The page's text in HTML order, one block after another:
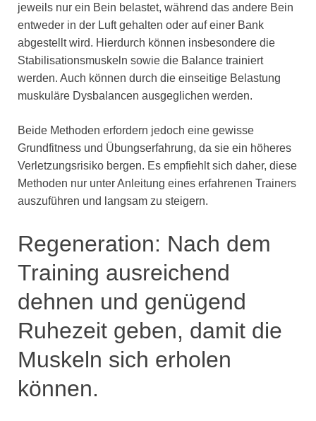
jeweils nur ein Bein belastet, während das andere Bein
entweder in der Luft gehalten oder auf einer Bank
abgestellt wird. Hierdurch können insbesondere die
Stabilisationsmuskeln sowie die Balance trainiert
werden. Auch können durch die einseitige Belastung
muskuläre Dysbalancen ausgeglichen werden.
Beide Methoden erfordern jedoch eine gewisse
Grundfitness und Übungserfahrung, da sie ein höheres
Verletzungsrisiko bergen. Es empfiehlt sich daher, diese
Methoden nur unter Anleitung eines erfahrenen Trainers
auszuführen und langsam zu steigern.
Regeneration: Nach dem
Training ausreichend
dehnen und genügend
Ruhezeit geben, damit die
Muskeln sich erholen
können.